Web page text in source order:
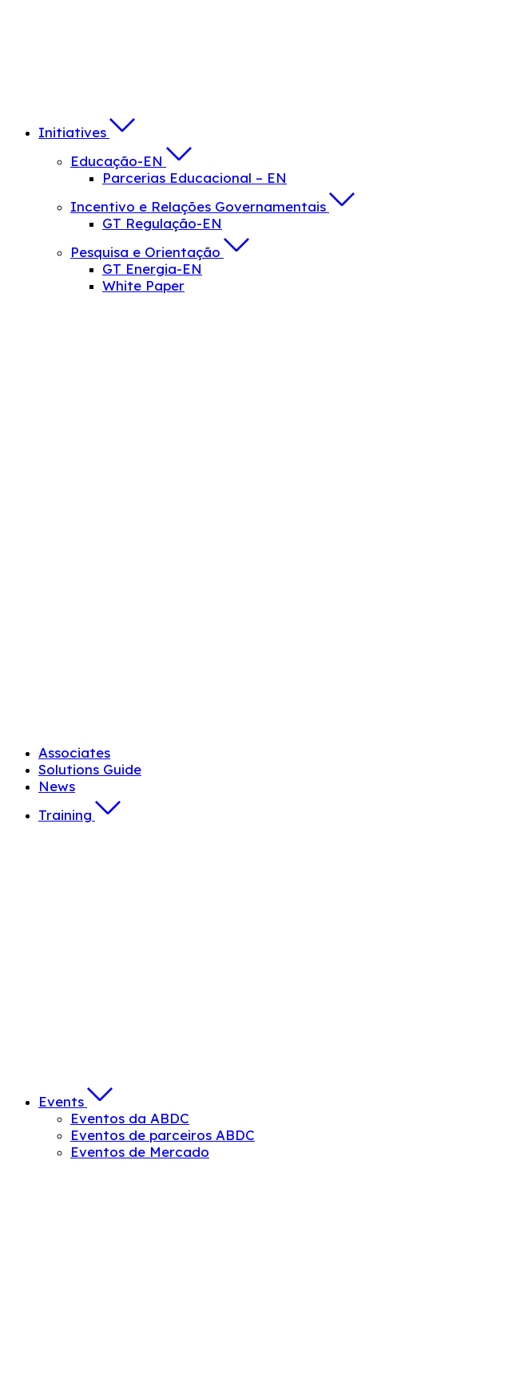
Initiatives
Educação-EN
Parcerias Educacional – EN
Incentivo e Relações Governamentais
GT Regulação-EN
Pesquisa e Orientação
GT Energia-EN
White Paper
Associates
Solutions Guide
News
Training
Events
Eventos da ABDC
Eventos de parceiros ABDC
Eventos de Mercado